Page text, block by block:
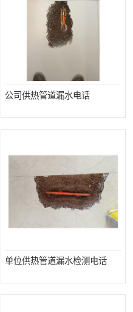
公司供热管道漏水电话
单位供热管道漏水检测电话